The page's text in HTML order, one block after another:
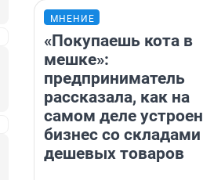
МНЕНИЕ
«Покупаешь кота в
мешке»:
предприниматель
рассказала, как на
самом деле устроен
бизнес со складами
дешевых товаров